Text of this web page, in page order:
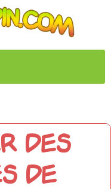
DES
DE